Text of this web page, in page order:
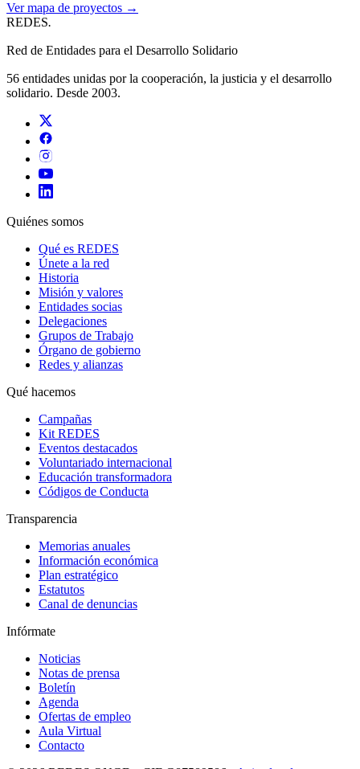
Ver mapa de proyectos →
REDES.
Red de Entidades para el Desarrollo Solidario
56 entidades unidas por la cooperación, la justicia y el desarrollo
solidario. Desde 2003.
Quiénes somos
Qué es REDES
Únete a la red
Historia
Misión y valores
Entidades socias
Delegaciones
Grupos de Trabajo
Órgano de gobierno
Redes y alianzas
Qué hacemos
Campañas
Kit REDES
Eventos destacados
Voluntariado internacional
Educación transformadora
Códigos de Conducta
Transparencia
Memorias anuales
Información económica
Plan estratégico
Estatutos
Canal de denuncias
Infórmate
Noticias
Notas de prensa
Boletín
Agenda
Ofertas de empleo
Aula Virtual
Contacto